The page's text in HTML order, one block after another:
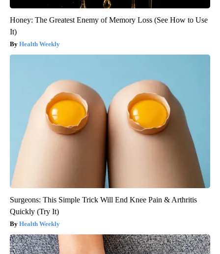
Honey: The Greatest Enemy of Memory Loss (See How to Use
It)
Health Weekly
Surgeons: This Simple Trick Will End Knee Pain & Arthritis
Quickly (Try It)
Health Weekly